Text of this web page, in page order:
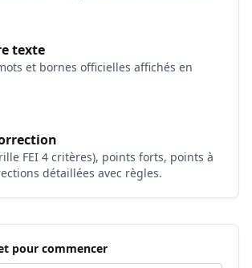
texte
et bornes officielles affichés en
FEI 4 critères), points forts, points à
détaillées avec règles.
pour commencer